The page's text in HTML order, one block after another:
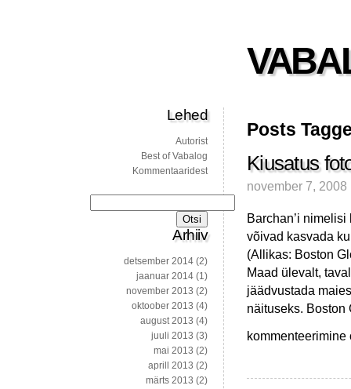
Posts
Kiusatus
november 7, 2008
Barchan’i
võivad kasvada
(Allikas: Boston
Maad ülevalt,
jäädvustada
näituseks.
Kiusatus
õige
Lehed
Autorist
Best of Vabalog
Kommentaaridest
Arhiiv
detsember 2014 (2)
jaanuar 2014 (1)
november 2013 (2)
oktoober 2013 (4)
august 2013 (4)
juuli 2013 (3)
mai 2013 (2)
aprill 2013 (2)
märts 2013 (2)